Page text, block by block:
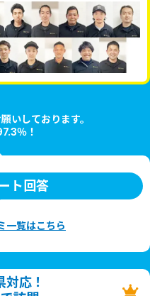
いしております。
％！
ト回答
一覧はこちら
応！